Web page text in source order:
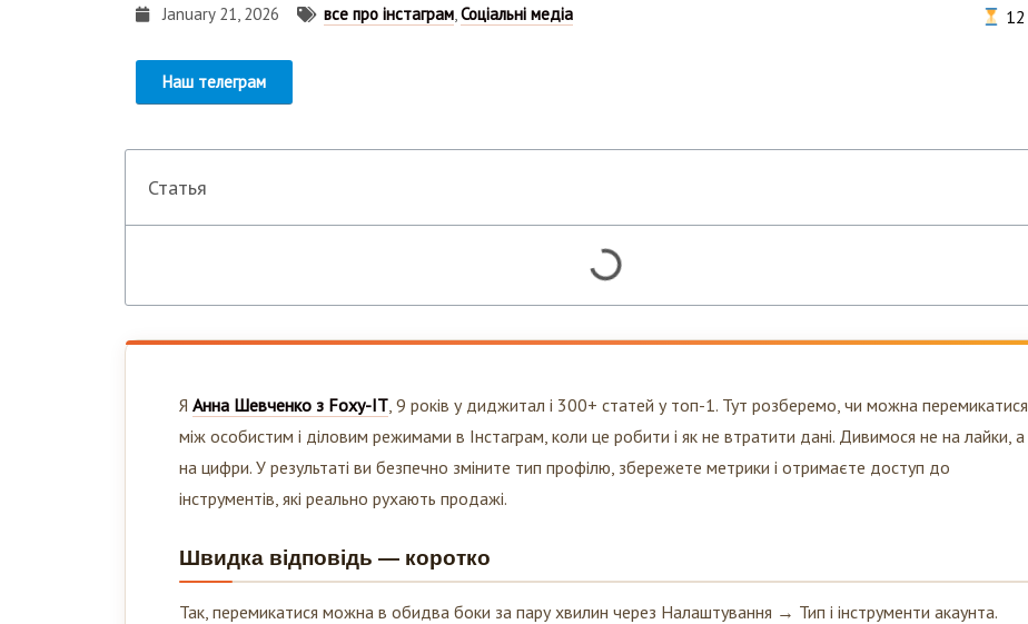
January 21, 2026 все про інстаграм,Соціальні медіа
Наш телеграм
12
Статья
Я Анна Шевченко з Foxy-IT , 9 років у диджитал і 300+ статей у топ-1. Тут розберемо, чи можна перемикатися
між особистим і діловим режимами в Інстаграм, коли це робити і як не втратити дані. Дивимося не на лайки, а
на цифри. У результаті ви безпечно зміните тип профілю, збережете метрики і отримаєте доступ до
інструментів, які реально рухають продажі.
Швидка відповідь — коротко
Так, перемикатися можна в обидва боки за пару хвилин через Налаштування → Тип і інструменти акаунта.